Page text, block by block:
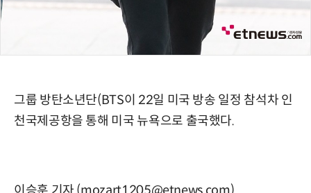
그룹 방탄소년단(BTS이 22일 미국 방송 일정 참석차 인
천국제공항을 통해 미국 뉴욕으로 출국했다.